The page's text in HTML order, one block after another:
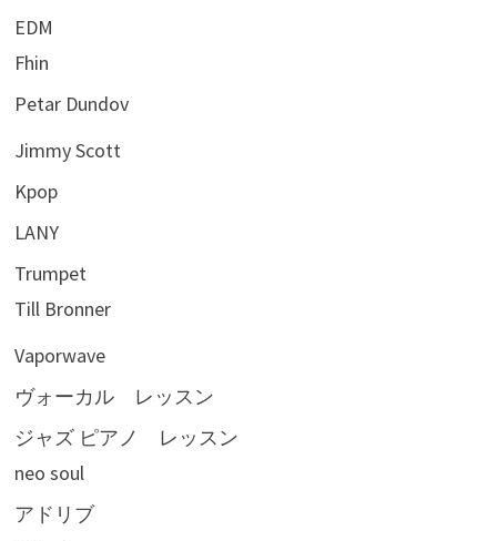
EDM
Fhin
Petar Dundov
Jimmy Scott
Kpop
LANY
Trumpet
Till Bronner
Vaporwave
ヴォーカル レッスン
ジャズ ピアノ レッスン
neo soul
アドリブ